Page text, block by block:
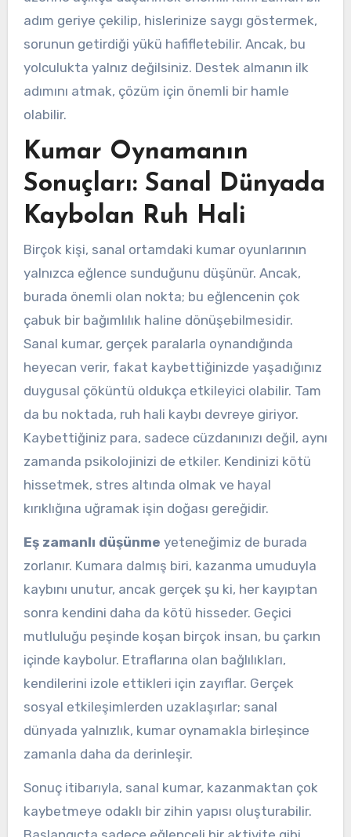
adım geriye çekilip, hislerinize saygı göstermek,
sorunun getirdiği yükü hafifletebilir. Ancak, bu
yolculukta yalnız değilsiniz. Destek almanın ilk
adımını atmak, çözüm için önemli bir hamle
olabilir.
Kumar Oynamanın
Sonuçları: Sanal Dünyada
Kaybolan Ruh Hali
Birçok kişi, sanal ortamdaki kumar oyunlarının
yalnızca eğlence sunduğunu düşünür. Ancak,
burada önemli olan nokta; bu eğlencenin çok
çabuk bir bağımlılık haline dönüşebilmesidir.
Sanal kumar, gerçek paralarla oynandığında
heyecan verir, fakat kaybettiğinizde yaşadığınız
duygusal çöküntü oldukça etkileyici olabilir. Tam
da bu noktada, ruh hali kaybı devreye giriyor.
Kaybettiğiniz para, sadece cüzdanınızı değil, aynı
zamanda psikolojinizi de etkiler. Kendinizi kötü
hissetmek, stres altında olmak ve hayal
kırıklığına uğramak işin doğası gereğidir.
Eş zamanlı düşünme yeteneğimiz de burada
zorlanır. Kumara dalmış biri, kazanma umuduyla
kaybını unutur, ancak gerçek şu ki, her kayıptan
sonra kendini daha da kötü hisseder. Geçici
mutluluğu peşinde koşan birçok insan, bu çarkın
içinde kaybolur. Etraflarına olan bağlılıkları,
kendilerini izole ettikleri için zayıflar. Gerçek
sosyal etkileşimlerden uzaklaşırlar; sanal
dünyada yalnızlık, kumar oynamakla birleşince
zamanla daha da derinleşir.
Sonuç itibarıyla, sanal kumar, kazanmaktan çok
kaybetmeye odaklı bir zihin yapısı oluşturabilir.